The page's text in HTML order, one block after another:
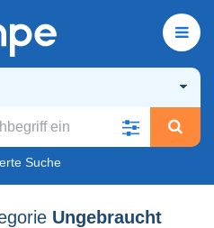
Suche
Ungebraucht